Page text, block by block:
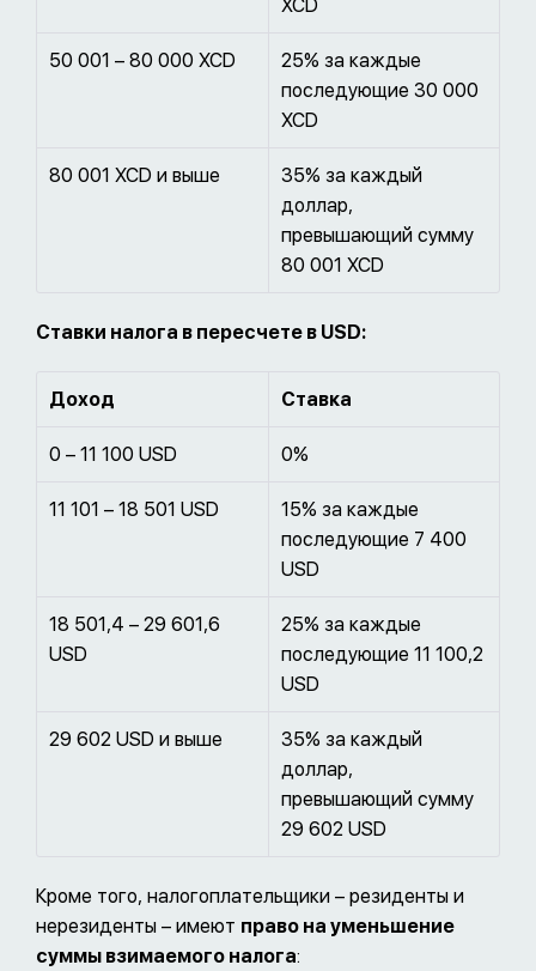
XCD
50 001 – 80 000 XCD
25% за каждые
последующие 30 000
XCD
80 001 XCD и выше
35% за каждый
доллар,
превышающий сумму
80 001 XCD
Ставки налога в пересчете в USD:
Доход Ставка
0 – 11 100 USD 0%
11 101 – 18 501 USD
15% за каждые
последующие 7 400
USD
18 501,4 – 29 601,6
USD
25% за каждые
последующие 11 100,2
USD
29 602 USD и выше
35% за каждый
доллар,
превышающий сумму
29 602 USD
Кроме того, налогоплательщики – резиденты и
нерезиденты – имеют право на уменьшение
суммы взимаемого налога: